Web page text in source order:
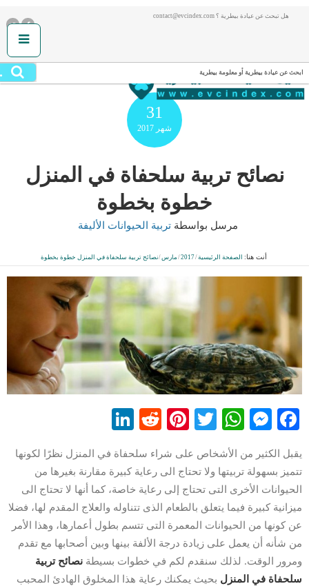
هل تبحث عن عيادة بيطرية ؟ contact@evcindex.com
ابحث عن عيادة بيطرية أو معلومة بيطرية
31
شهر 2017
نصائح تربية سلحفاة في المنزل
خطوة بخطوة
مرسل بواسطة تربية الحيوانات الأليفة
أنت هنا: الصفحة الرئيسية/
2017
/ مارس/نصائح تربية سلحفاة في المنزل خطوة بخطوة
Facebook
Messenger
WhatsApp
Twitter
Pinterest
Reddit
يقبل الكثير من الأشخاص على شراء سلحفاة في المنزل نظرًا لكونها
تتميز بسهولة تربيتها ولا تحتاج الى رعاية كبيرة مقارنة بغيرها من
الحيوانات الأخرى التى تحتاج إلى رعاية خاصة، كما أنها لا تحتاج الى
ميزانية كبيرة فيما يتعلق بالطعام الذى تتناوله والعلاج المقدم لها، فضلا
عن كونها من الحيوانات المعمرة التى تتسم بطول أعمارها، وهذا الأمر
من شأنه أن يعمل على زيادة درجة الألفة بينها وبين أصحابها مع تقدم
ومرور الوقت. لذلك سنقدم لكم في خطوات بسيطة نصائح تربية
سلحفاة في المنزل بحيث يمكنك رعاية هذا المخلوق الهادئ المحبب